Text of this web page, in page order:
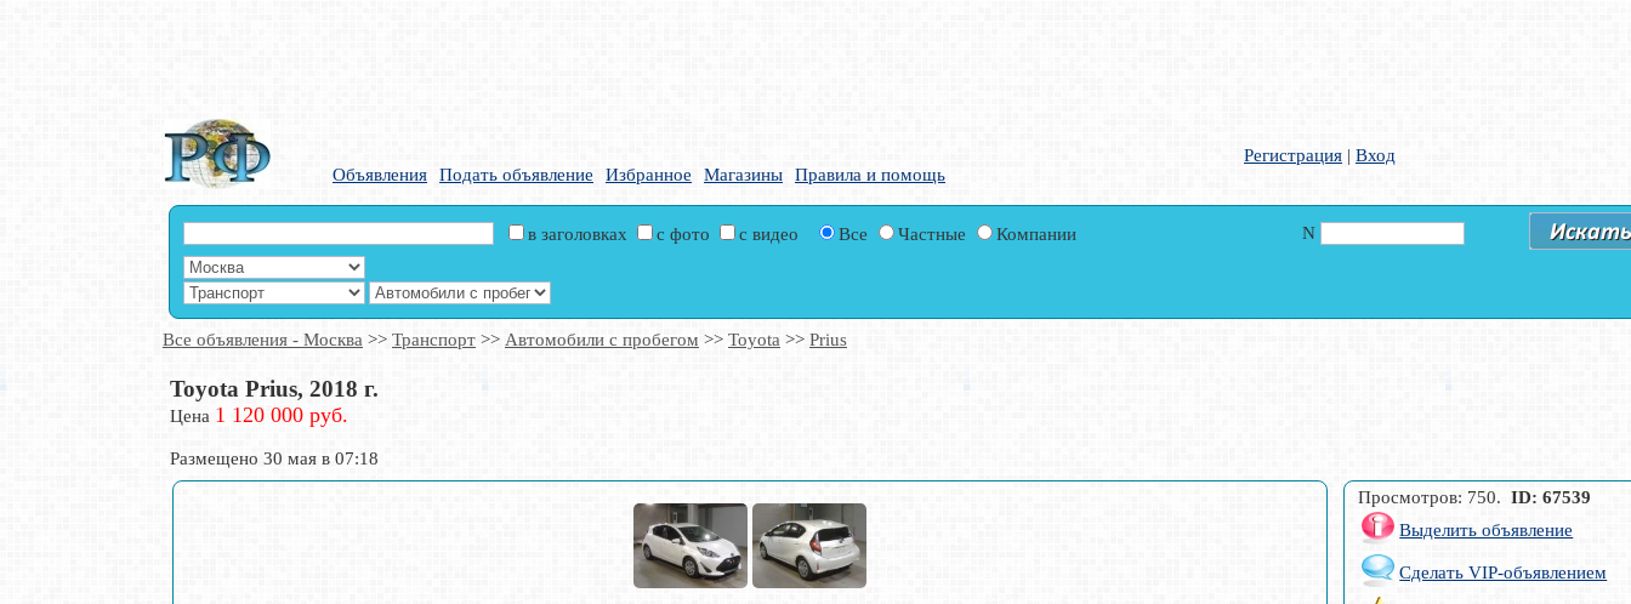
Объявления Подать объявление Избранное Магазины Правила и помощь
Регистрация | Вход
в заголовках с фото Все Частные Компании N
Все объявления - Москва >> Транспорт >> Автомобили с пробегом >> Toyota >> Prius
Toyota Prius, 2018 г.
Цена 1 120 000 руб.
Размещено 30 мая в 07:18
Просмотров: 750.ID: 67539
Выделить объявление
Сделать VIP-объявлением